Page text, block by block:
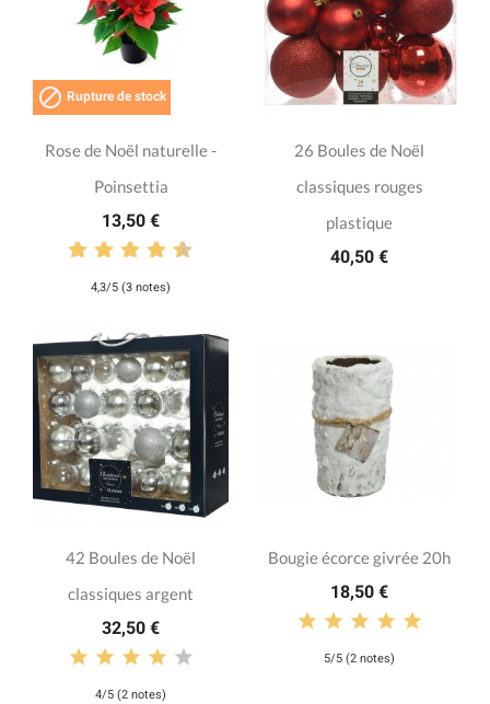
 Rupture de stock
Rose de Noël naturelle -
Poinsettia
13,50 €
4,3/5 (3 notes)
26 Boules de Noël
classiques rouges
plastique
40,50 €
42 Boules de Noël
classiques argent
32,50 €
4/5 (2 notes)
Bougie écorce givrée 20h
18,50 €
5/5 (2 notes)